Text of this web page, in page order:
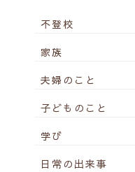
不登校
家族
夫婦のこと
子どものこと
学び
日常の出来事